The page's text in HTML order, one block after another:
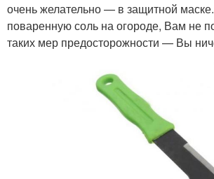
очень желательно — в защитной
поваренную соль на огороде, Вам не
таких мер предосторожности — Вы